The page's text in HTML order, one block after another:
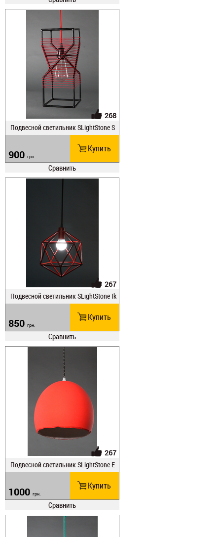
268
Подвесной светильник SLightStone S
tage
900 грн.
Купить
Сравнить
267
Подвесной светильник SLightStone Ik
os
850 грн.
Купить
Сравнить
267
Подвесной светильник SLightStone E
GS 24
1000 грн.
Купить
Сравнить